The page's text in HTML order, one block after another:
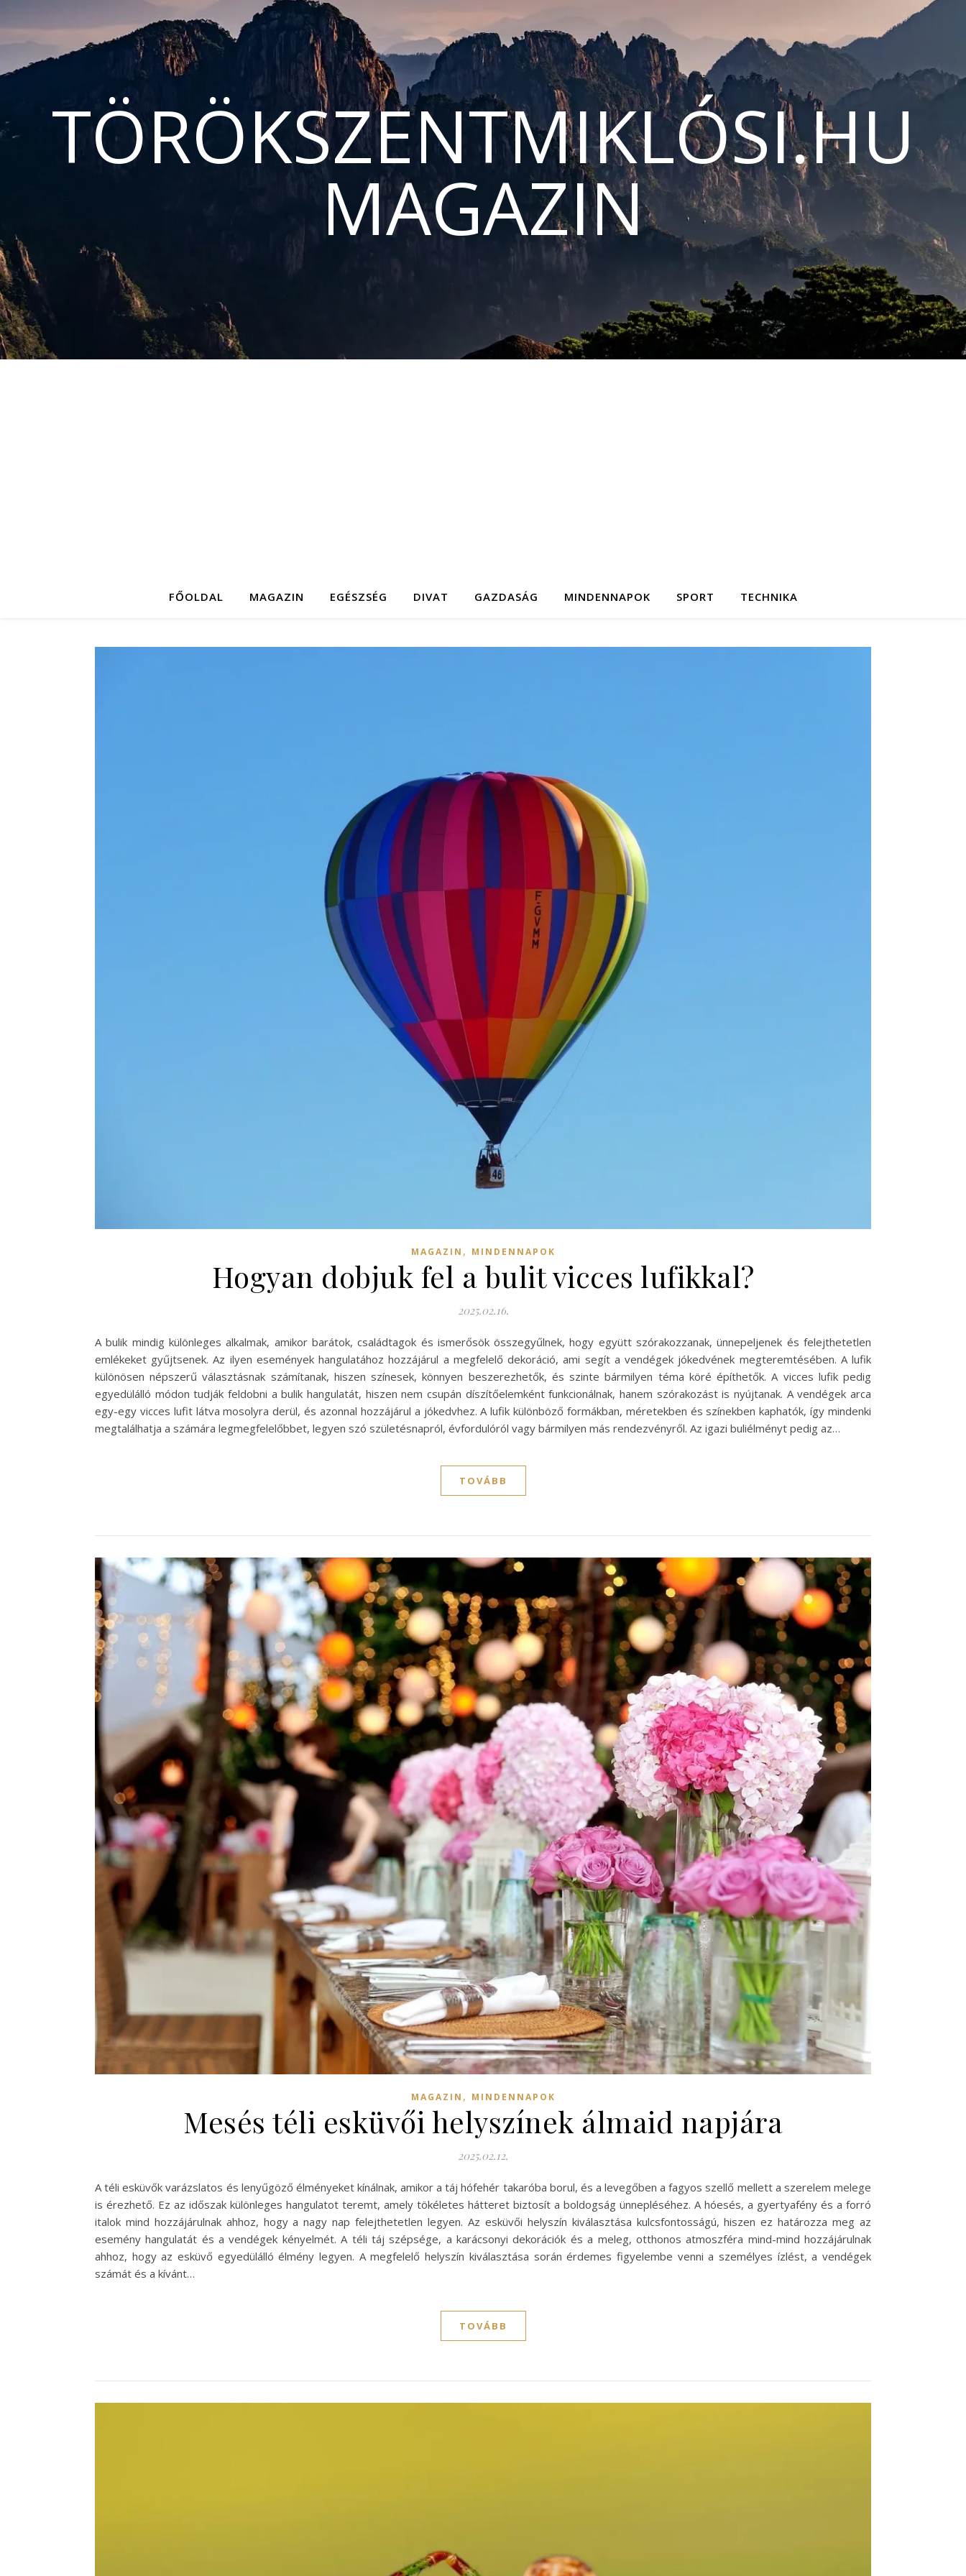
TÖRÖKSZENTMIKLÓSI.HU
MAGAZIN
FŐOLDAL MAGAZIN EGÉSZSÉG DIVAT GAZDASÁG MINDENNAPOK SPORT TECHNIKA
MAGAZIN , MINDENNAPOK
Hogyan dobjuk fel a bulit vicces lufikkal?
2025.02.16.
A bulik mindig különleges alkalmak, amikor barátok, családtagok és ismerősök összegyűlnek, hogy együtt szórakozzanak, ünnepeljenek és felejthetetlen
emlékeket gyűjtsenek. Az ilyen események hangulatához hozzájárul a megfelelő dekoráció, ami segít a vendégek jókedvének megteremtésében. A lufik
különösen népszerű választásnak számítanak, hiszen színesek, könnyen beszerezhetők, és szinte bármilyen téma köré építhetők. A vicces lufik pedig
egyedülálló módon tudják feldobni a bulik hangulatát, hiszen nem csupán díszítőelemként funkcionálnak, hanem szórakozást is nyújtanak. A vendégek arca
egy-egy vicces lufit látva mosolyra derül, és azonnal hozzájárul a jókedvhez. A lufik különböző formákban, méretekben és színekben kaphatók, így mindenki
megtalálhatja a számára legmegfelelőbbet, legyen szó születésnapról, évfordulóról vagy bármilyen más rendezvényről. Az igazi buliélményt pedig az…
TOVÁBB
MAGAZIN , MINDENNAPOK
Mesés téli esküvői helyszínek álmaid napjára
2025.02.12.
A téli esküvők varázslatos és lenyűgöző élményeket kínálnak, amikor a táj hófehér takaróba borul, és a levegőben a fagyos szellő mellett a szerelem melege
is érezhető. Ez az időszak különleges hangulatot teremt, amely tökéletes hátteret biztosít a boldogság ünnepléséhez. A hóesés, a gyertyafény és a forró
italok mind hozzájárulnak ahhoz, hogy a nagy nap felejthetetlen legyen. Az esküvői helyszín kiválasztása kulcsfontosságú, hiszen ez határozza meg az
esemény hangulatát és a vendégek kényelmét. A téli táj szépsége, a karácsonyi dekorációk és a meleg, otthonos atmoszféra mind-mind hozzájárulnak
ahhoz, hogy az esküvő egyedülálló élmény legyen. A megfelelő helyszín kiválasztása során érdemes figyelembe venni a személyes ízlést, a vendégek
számát és a kívánt…
TOVÁBB